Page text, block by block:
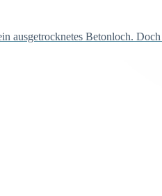
ausgetrocknetes Betonloch.